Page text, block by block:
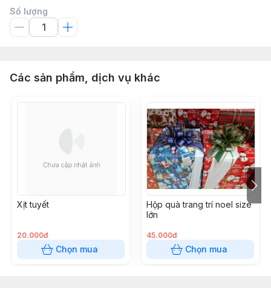
Số lượng
Các sản phẩm, dịch vụ khác
Xịt tuyết
20.000đ
Chọn mua
Hộp quà trang trí noel size
lớn
45.000đ
Chọn mua